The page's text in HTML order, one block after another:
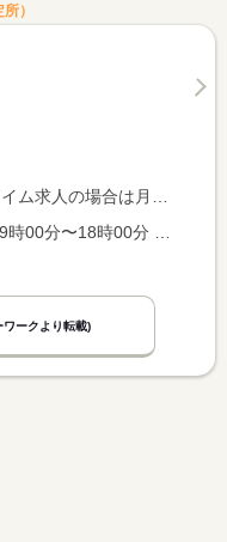
）
求人の場合は時間額を表示しています。
ワークより転載)